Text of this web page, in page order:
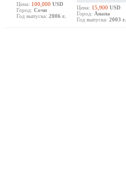
Цена: 100,000 USD
Город: Сочи
Год выпуска: 2006 г.
Цена: 15,900 USD
Город: Анапа
Год выпуска: 2003 г.